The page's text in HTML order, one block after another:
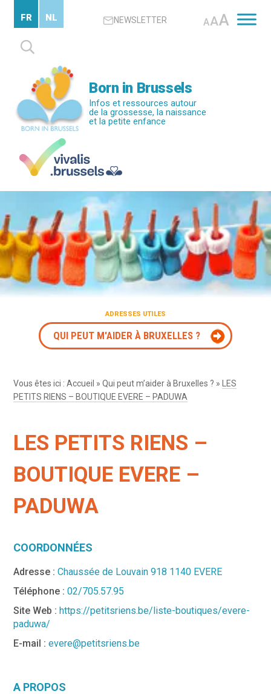
contenu
principal
NEWSLETTER AAA
Rechercher :
FR NL
Born in Brussels
Infos et ressources autour
de la grossesse, la naissance
et la petite enfance
ADRESSES UTILES
QUI PEUT M'AIDER À BRUXELLES ?
Vous êtes ici :Accueil »Qui peut m’aider à Bruxelles ? »
LES
PETITS RIENS – BOUTIQUE EVERE – PADUWA
LES PETITS RIENS –
BOUTIQUE EVERE –
PADUWA
COORDONNÉES
Adresse : Chaussée de Louvain 918 1140 EVERE
Téléphone :02/705.57.95
Site Web : https://petitsriens.be/liste-boutiques/evere-
paduwa/
E-mail : evere@petitsriens.be
A PROPOS